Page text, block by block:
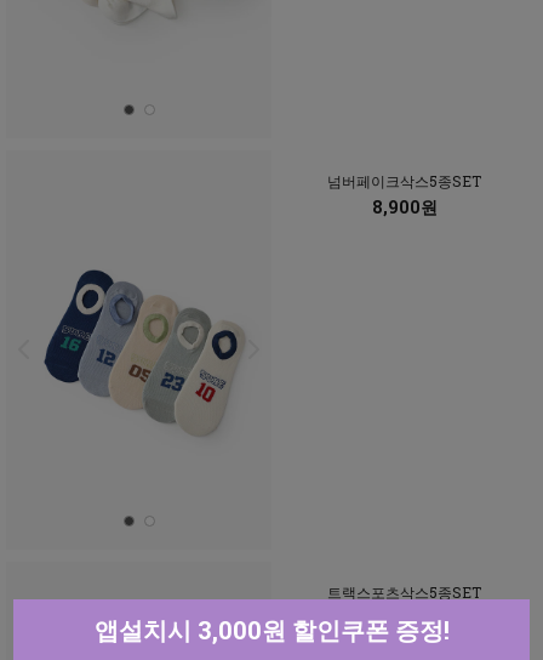
넘버페이크삭스5종SET
8,900원
트랙스포츠삭스5종SET
8,900원
앱설치시 3,000원 할인쿠폰 증정!